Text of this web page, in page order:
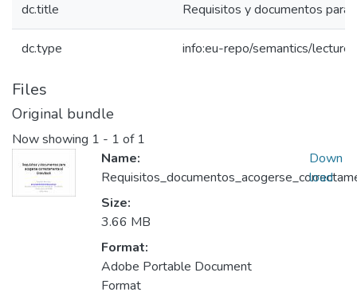
dc.title Requisitos y documentos
dc.type info:eu-repo/semantics/lecture
Files
Original bundle
Now showing 1 - 1 of 1
Name:
Size:
3.66 MB
Format:
Adobe Portable Document
Format
Down
load